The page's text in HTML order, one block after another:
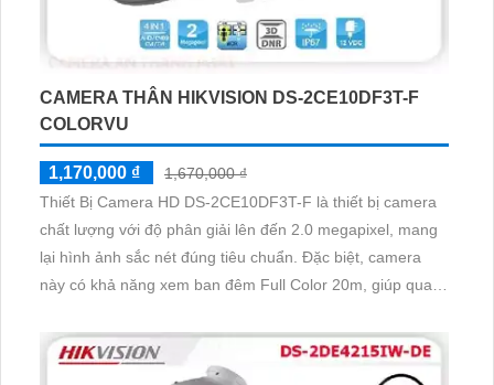
CAMERA THÂN HIKVISION DS-2CE10DF3T-F
COLORVU
1,170,000 ₫
1,670,000 ₫
Thiết Bị Camera HD DS-2CE10DF3T-F là thiết bị camera
chất lượng với độ phân giải lên đến 2.0 megapixel, mang
lại hình ảnh sắc nét đúng tiêu chuẩn. Đặc biệt, camera
này có khả năng xem ban đêm Full Color 20m, giúp quan
bị được trang bị công nghệ AHD, CVI, TVI, BCS với độ
bền cao hơn, mang lại chất lượng hình ảnh tốt